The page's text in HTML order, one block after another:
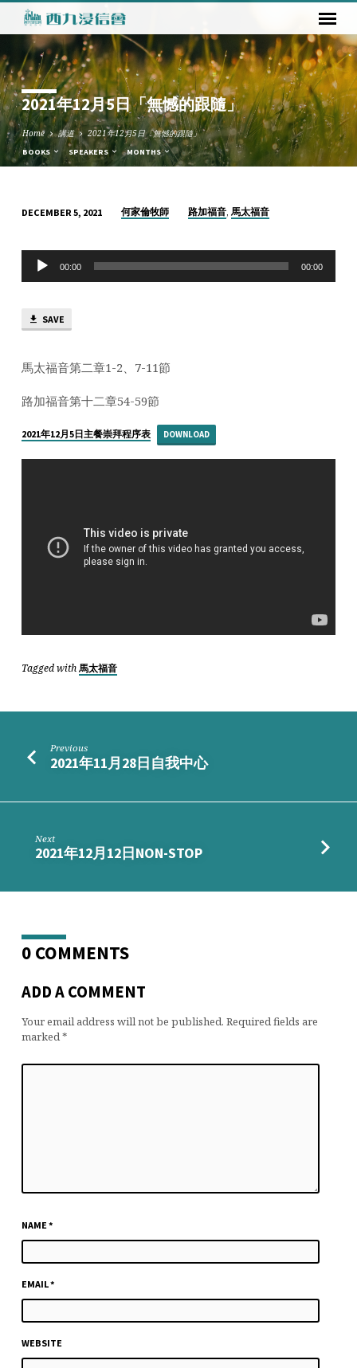
2021年12月5日「無憾的跟隨」
Home 講道 2021年12月5日「無憾的跟隨」
BOOKS SPEAKERS MONTHS
年
12
月
日
憾
跟
DECEMBER 5, 2021 何家倫牧師 路加福音,馬太福音
Audio
Player
00:00 00:00
SAVE
馬太福音第二章1-2、7-11節
路加福音第十二章54-59節
2021年12月5日主餐崇拜程序表 DOWNLOAD
Tagged with 馬太福音
Previous
2021年11月28日自我中心
Next
2021年12月12日NON-STOP
0 COMMENTS
ADD A COMMENT
Your email address will not be published. Required fields are
marked *
NAME *
EMAIL*
WEBSITE